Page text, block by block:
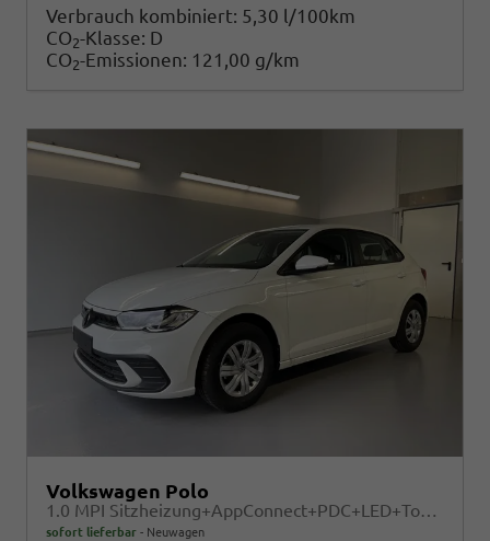
Verbrauch kombiniert: 5,30 l/100km
CO2-Klasse: D
CO2-Emissionen: 121,00 g/km
Volkswagen Polo
1.0 MPI Sitzheizung+AppConnect+PDC+LED+Touch+Lichtsensor+MultiLenkrad
sofort lieferbar Neuwagen